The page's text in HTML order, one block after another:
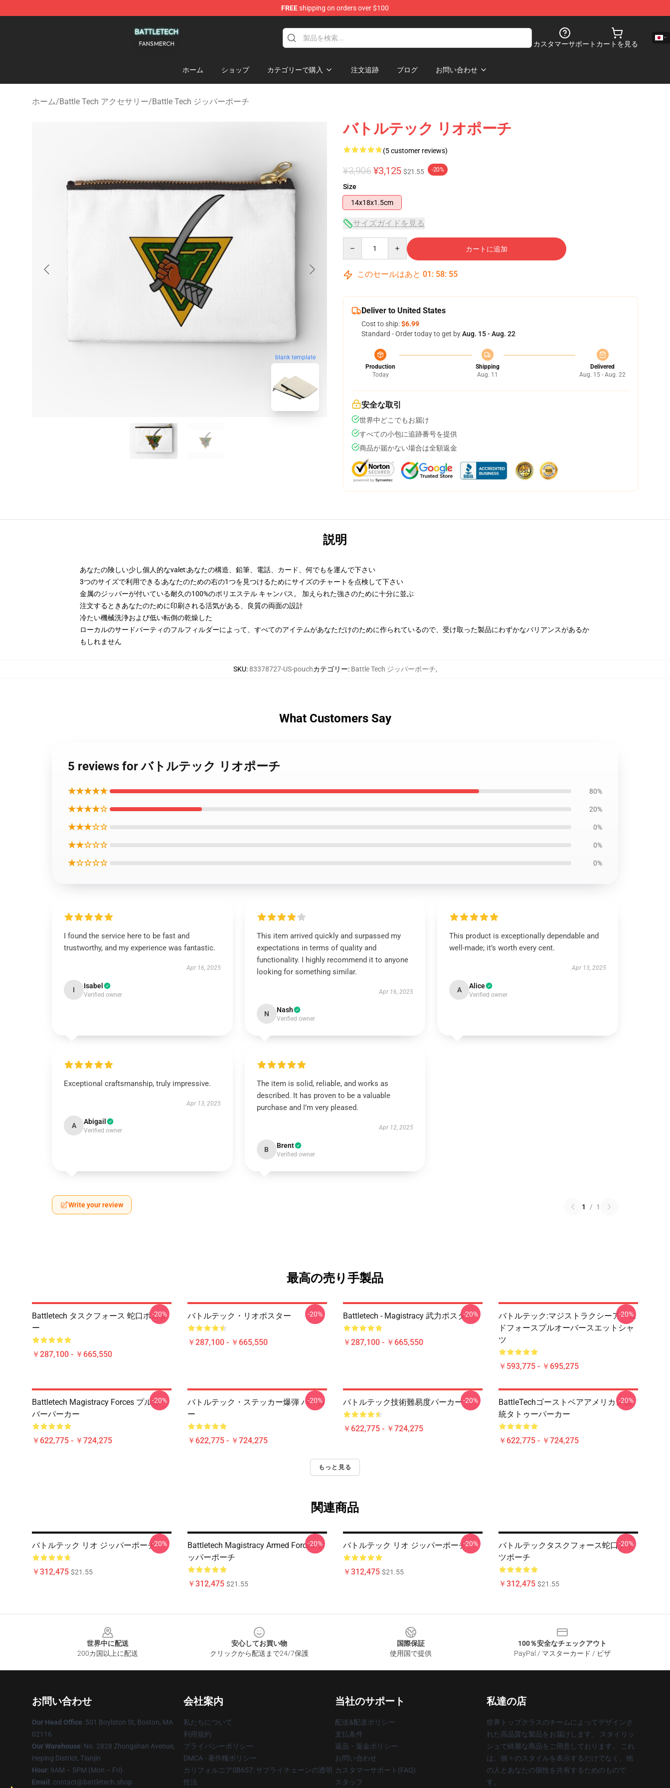
FREEshipping on orders over $100
カスタマーサポート カートを見る
ホーム ショップ カテゴリーで購入 注文追跡 ブログ お問い合わせ
ホーム/Battle Tech アクセサリー/Battle Tech ジッパーポーチ
blank template
バトルテック リオポーチ
(5 customer reviews)
¥3,906 ¥3,125 $21.55 -20%
Size
14x18x1.5cm
サイズガイドを見る
カートに追加
このセールはあと 01 : 58: 54
Deliver to United States
Cost to ship:$6.99
Standard - Order today to get byAug. 15 - Aug. 22
Production
Today
Shipping
Aug. 11
Delivered
Aug. 15 - Aug. 22
安全な取引
世界中どこでもお届け
すべての小包に追跡番号を提供
商品が届かない場合は全額返金
説明
あなたの険しい少し個人的なvalet:あなたの構造、鉛筆、電話、カード、何でもを運んで下さい
3つのサイズで利用できる:あなたのための右の1つを見つけるためにサイズのチャートを点検して下さい
金属のジッパーが付いている耐久の100%のポリエステル キャンバス。 加えられた強さのために十分に並ぶ
注文するときあなたのために印刷される活気がある、良質の両面の設計
冷たい機械洗浄および低い転倒の乾燥した
ローカルのサードパーティのフルフィルダーによって、すべてのアイテムがあなただけのために作られているので、受け取った製品にわずかなバリアンスがあるか
もしれません
SKU:83378727-US-pouchカテゴリー: Battle Tech ジッパーポーチ,
What Customers Say
5 reviews for バトルテック リオポーチ
★★★★★ 80%
★★★★☆ 20%
★★★☆☆ 0%
★★☆☆☆ 0%
★☆☆☆☆ 0%
I found the service here to be fast and
trustworthy, and my experience was fantastic.
Apr 16, 2025
I Isabel
Verified owner
This item arrived quickly and surpassed my
expectations in terms of quality and
functionality. I highly recommend it to anyone
looking for something similar.
Apr 16, 2025
N Nash
Verified owner
This product is exceptionally dependable and
well-made; it’s worth every cent.
Apr 13, 2025
A Alice
Verified owner
Exceptional craftsmanship, truly impressive.
Apr 13, 2025
A Abigail
Verified owner
The item is solid, reliable, and works as
described. It has proven to be a valuable
purchase and I’m very pleased.
Apr 12, 2025
B Brent
Verified owner
Write your review 1 / 1
最高の売り手製品
Battletech タスクフォース 蛇口ポスタ
ー
￥287,100 - ￥665,550
-20% バトルテック・リオポスター
￥287,100 - ￥665,550
-20% Battletech - Magistracy 武力ポスター
￥287,100 - ￥665,550
-20%
バトルテック:マジストラクシーアーム
ドフォースプルオーバースエットシャ
ツ
￥593,775 - ￥695,275
-20%
Battletech Magistracy Forces プルオー
バーパーカー
￥622,775 - ￥724,275
-20%
バトルテック・ステッカー爆弾 パーカ
ー
￥622,775 - ￥724,275
-20% バトルテック技術難易度パーカー
￥622,775 - ￥724,275
-20%
BattleTechゴーストベアアメリカン伝
統タトゥーパーカー
￥622,775 - ￥724,275
-20%
もっと見る
関連商品
バトルテック リオ ジッパーポーチ
￥312,475 $21.55
-20%
Battletech Magistracy Armed Forces ジ
ッパーポーチ
￥312,475 $21.55
-20% バトルテック リオ ジッパーポーチ
￥312,475 $21.55
-20%
バトルテックタスクフォース蛇口シャ
ツポーチ
￥312,475 $21.55
-20%
世界中に配送
200カ国以上に配送
安心してお買い物
クリックから配送まで24/7保護
国際保証
使用国で提供
100％安全なチェックアウト
PayPal / マスターカード / ビザ
お問い合わせ
Our Head Office: 501 Boylston St, Boston, MA
02116
Our Warehouse: No. 2828 Zhongshan Avenue,
Heping District, Tianjin
Hour: 9AM – 5PM (Mon – Fri)
Email : contact@battletech.shop
会社案内
私たちについて
利用規約
プライバシーポリシー
DMCA - 著作権ポリシー
カリフォルニアSB657: サプライチェーンの透明
性法
当社のサポート
配送&配送ポリシー
支払条件
返品・返金ポリシー
お問い合わせ
カスタマーサポート(FAQ)
スタッフ
私達の店
世界トップクラスのチームによってデザインさ
れた高品質な製品をお届けします。 スタイリッ
シュで綺麗な商品をご用意しております。 これ
は、個々のスタイルを表示するだけでなく、他
の人とあなたの個性を共有するためのもので
す。